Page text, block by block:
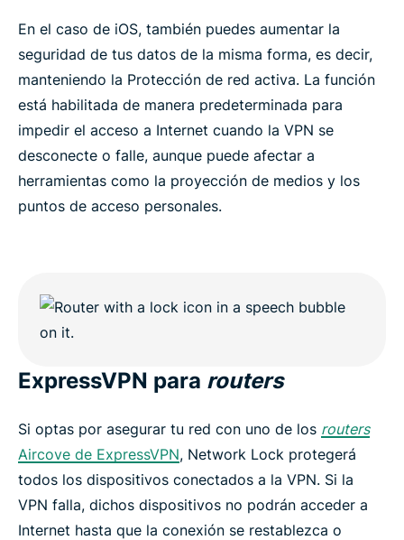
En el caso de iOS, también puedes aumentar la
seguridad de tus datos de la misma forma, es decir,
manteniendo la Protección de red activa. La función
está habilitada de manera predeterminada para
impedir el acceso a Internet cuando la VPN se
desconecte o falle, aunque puede afectar a
herramientas como la proyección de medios y los
puntos de acceso personales.
ExpressVPN para routers
Si optas por asegurar tu red con uno de los routers
Aircove de ExpressVPN, Network Lock protegerá
todos los dispositivos conectados a la VPN. Si la
VPN falla, dichos dispositivos no podrán acceder a
Internet hasta que la conexión se restablezca o